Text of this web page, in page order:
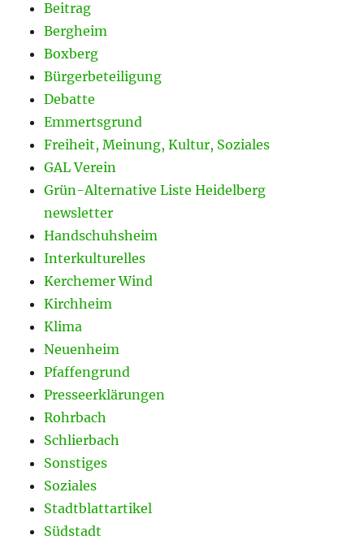
Beitrag
Bergheim
Boxberg
Bürgerbeteiligung
Debatte
Emmertsgrund
Freiheit, Meinung, Kultur, Soziales
GAL Verein
Grün-Alternative Liste Heidelberg
newsletter
Handschuhsheim
Interkulturelles
Kerchemer Wind
Kirchheim
Klima
Neuenheim
Pfaffengrund
Presseerklärungen
Rohrbach
Schlierbach
Sonstiges
Soziales
Stadtblattartikel
Südstadt